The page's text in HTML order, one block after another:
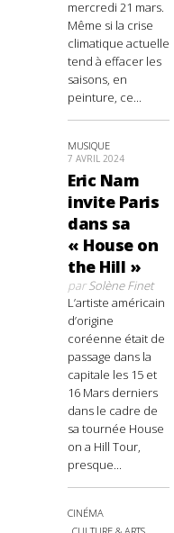
mercredi 21 mars.
Même si la crise
climatique actuelle
tend à effacer les
saisons, en
peinture, ce...
MUSIQUE
7 AVRIL 2024
Eric Nam
invite Paris
dans sa
« House on
the Hill »
parSolène Finet
L’artiste américain
d’origine
coréenne était de
passage dans la
capitale les 15 et
16 Mars derniers
dans le cadre de
sa tournée House
on a Hill Tour,
presque...
CINÉMA